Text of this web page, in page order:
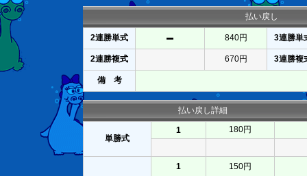
払い戻し
2連勝単式 840円 3連勝単
2連勝複式 670円 3連勝複
備 考
払い戻し詳細
単勝式
1 180円
1 150円